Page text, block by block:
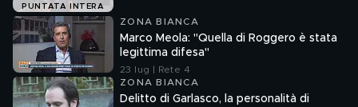
PUNTATA INTERA
ZONA BIANCA
Marco Meola: "Quella di Roggero è stata
legittima difesa"
23 lug | Rete 4
ZONA BIANCA
Delitto di Garlasco, la personalità di